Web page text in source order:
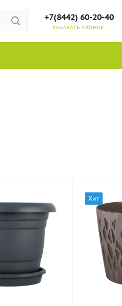
+7(8442) 60-20-40
ЗАКАЗАТЬ ЗВОНОК
Хит